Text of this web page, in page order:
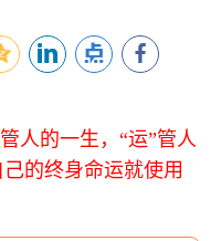
人的一生，“运”管人
的终身命运就使用